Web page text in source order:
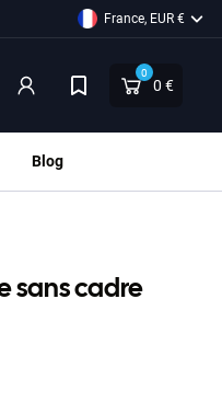
France, EUR €
0
0 €
Blog
sans cadre